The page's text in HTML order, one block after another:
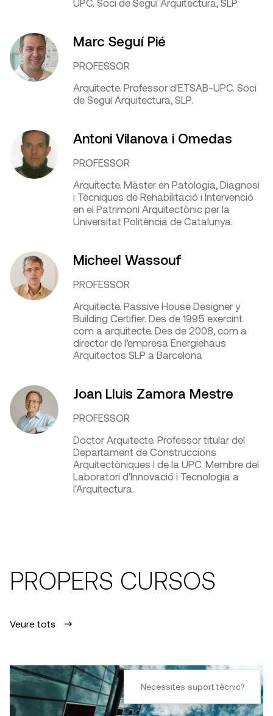
UPC. Soci de Seguí Arquitectura, SLP.
Marc Seguí Pié
PROFESSOR
Arquitecte. Professor d'ETSAB-UPC. Soci
de Seguí Arquitectura, SLP.
Antoni Vilanova i Omedas
PROFESSOR
Arquitecte. Màster en Patologia, Diagnosi
i Tècniques de Rehabilitació i Intervenció
en el Patrimoni Arquitectònic per la
Universitat Politència de Catalunya.
Micheel Wassouf
PROFESSOR
Arquitecte. Passive House Designer y
Building Certifier. Des de 1995 exercint
com a arquitecte. Des de 2008, com a
director de l’empresa Energiehaus
Arquitectos SLP a Barcelona
Joan Lluis Zamora Mestre
PROFESSOR
Doctor Arquitecte. Professor titular del
Departament de Construccions
Arquitectòniques I de la UPC. Membre del
Laboratori d'Innovació i Tecnologia a
l'Arquitectura.
PROPERS CURSOS
Veure tots
Necessites suport tècnic?